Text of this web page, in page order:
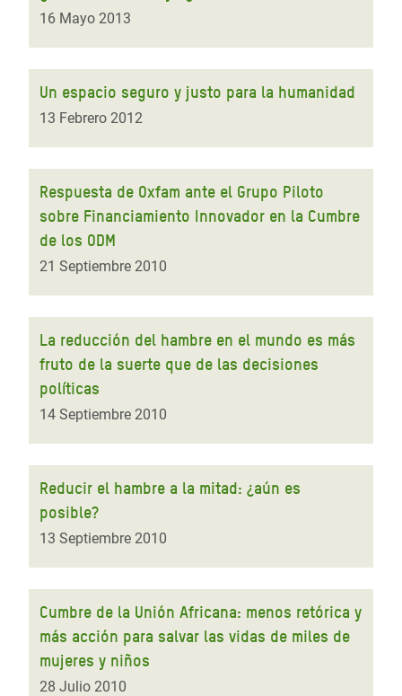
16 Mayo 2013
Un espacio seguro y justo para la humanidad
13 Febrero 2012
Respuesta de Oxfam ante el Grupo Piloto
sobre Financiamiento Innovador en la Cumbre
de los ODM
21 Septiembre 2010
La reducción del hambre en el mundo es más
fruto de la suerte que de las decisiones
políticas
14 Septiembre 2010
Reducir el hambre a la mitad: ¿aún es
posible?
13 Septiembre 2010
Cumbre de la Unión Africana: menos retórica y
más acción para salvar las vidas de miles de
mujeres y niños
28 Julio 2010